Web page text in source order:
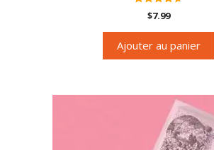
4.67
sur 5
$7.99
Ajouter au panier